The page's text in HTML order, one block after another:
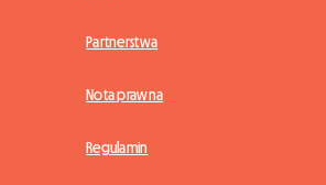
Partnerstwa
Nota prawna
Regulamin